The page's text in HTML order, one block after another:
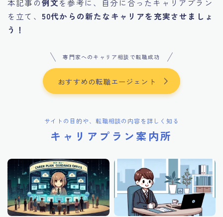
本記事の例文を参考に、自分に合ったキャリアプラン
を立て、 50代からの新たなキャリアを充実させましょ
う！
専門家へのキャリア相談で転職成功
おすすめの転職エージェント
サイトの目的や、転職相談の内容を詳しく知る
キャリアプラン案内所